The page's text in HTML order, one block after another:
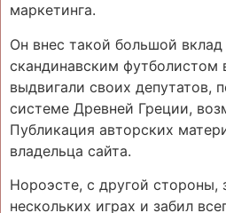
маркетинга.
Он внес такой большой
скандинавским футболистом
выдвигали своих депутатов,
системе Древней Греции,
Публикация авторских
владельца сайта.
Нороэсте, с другой стороны,
нескольких играх и забил